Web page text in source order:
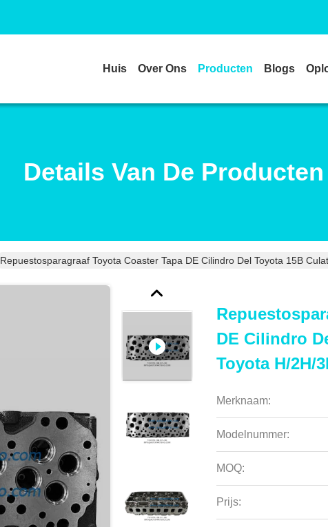
Huis Over Ons Producten Blogs
Details Van De Producten
Repuestosparagraaf Toyota Coaster Tapa DE Cilindro Del Toyota 15B
DE Cilindro
Toyota H/2H/
Merknaam:
Modelnummer:
MOQ:
Prijs: